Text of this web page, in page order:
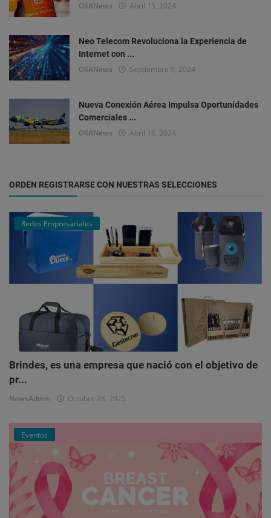
OlIANews Abril 15, 2024
Neo Telecom Revoluciona la Experiencia de
Internet con ...
OlIANews Septiembre 9, 2024
Nueva Conexión Aérea Impulsa Oportunidades
Comerciales ...
OlIANews Abril 16, 2024
ORDEN REGISTRARSE CON NUESTRAS SELECCIONES
Redes Empresariales
Brindes, es una empresa que nació con el objetivo de
pr...
NewsAdmin Octubre 28, 2025
Eventos